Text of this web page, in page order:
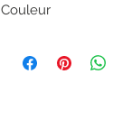
recycl@, la
Couleur